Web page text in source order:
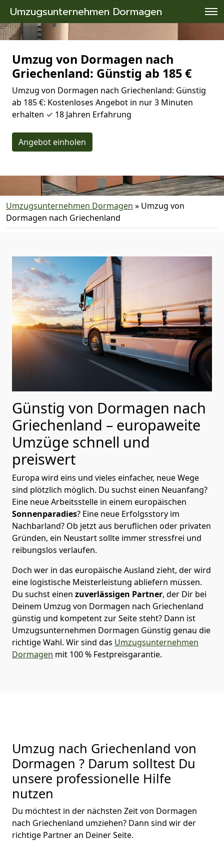
Umzugsunternehmen Dormagen
Umzug von Dormagen nach
Griechenland: Günstig ab 185 €
Umzug von Dormagen nach Griechenland: Günstig
ab 185 €: Kostenloses Angebot in nur 3 Minuten
erhalten ✓ 18 Jahren Erfahrung
Angebot einholen
Umzugsunternehmen Dormagen » Umzug von
Dormagen nach Griechenland
Günstig von Dormagen nach
Griechenland – europaweite
Umzüge schnell und
preiswert
Europa wird eins und vieles einfacher, neue Wege
sind plötzlich möglich. Du suchst einen Neuanfang?
Eine neue Arbeitsstelle in einem europäischen
Sonnenparadies? Eine neue Erfolgsstory im
Nachbarland? Ob jetzt aus beruflichen oder privaten
Gründen, ein Neustart sollte immer stressfrei und
reibungslos verlaufen.
Doch wer in das europäische Ausland zieht, der wird
eine logistische Meisterleistung abliefern müssen.
Du suchst einen zuverlässigen Partner, der Dir bei
Deinem Umzug von Dormagen nach Griechenland
günstig und kompetent zur Seite steht? Dann ist
Umzugsunternehmen Dormagen Günstig genau die
richtige Wahl. Wir sind das Umzugsunternehmen
Dormagen mit 100 % Festpreisgarantie.
Umzug nach Griechenland von
Dormagen ? Darum solltest Du
unsere professionelle Hilfe
nutzen
Du möchtest in der nächsten Zeit von Dormagen
nach Griechenland umziehen? Dann sind wir der
richtige Partner an Deiner Seite.